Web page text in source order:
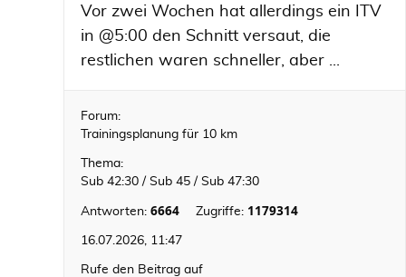
Vor zwei Wochen hat allerdings ein ITV
in @5:00 den Schnitt versaut, die
restlichen waren schneller, aber ...
Forum:
Trainingsplanung für 10 km
Thema:
Sub 42:30 / Sub 45 / Sub 47:30
Antworten: 6664 Zugriffe: 1179314
16.07.2026, 11:47
Rufe den Beitrag auf